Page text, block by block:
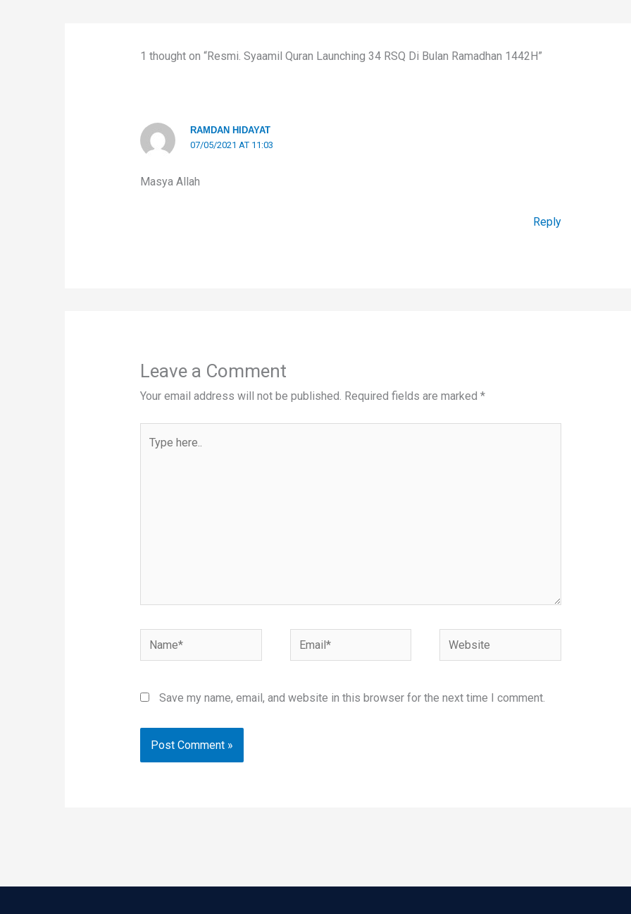
1 thought on “Resmi. Syaamil Quran Launching 34 RSQ Di Bulan Ramadhan 1442H”
RAMDAN HIDAYAT
07/05/2021 AT 11:03
Masya Allah
Reply
Leave a Comment
Your email address will not be published. Required fields are marked *
Name* Email* Website
Save my name, email, and website in this browser for the next time I comment.